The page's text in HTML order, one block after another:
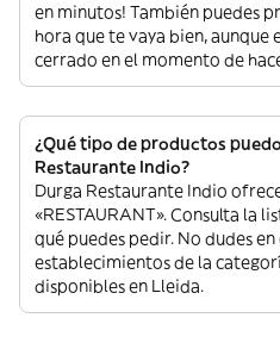
en minutos! También puedes
hora que te vaya bien,
cerrado en el momento de
¿Qué tipo de productos
Restaurante Indio?
Durga Restaurante Indio
«RESTAURANT». Consulta la
qué puedes pedir. No dudes
establecimientos de la
disponibles en Lleida.